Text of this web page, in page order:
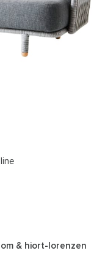
& hiort-lorenzen